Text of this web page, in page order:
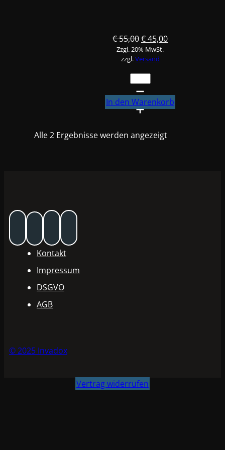
€55,00Ursprünglicher
Preis
war:
€ 55,00
€45,00Aktueller
Zzgl. 20% MwSt.
zzgl.Versand
50x
FINIXA
Staubbindetücher
#TAK00
In den Warenkorb
Alle 2 Ergebnisse werden angezeigt
Kontakt
Impressum
DSGVO
AGB
© 2025 Invadox
Vertrag widerrufen